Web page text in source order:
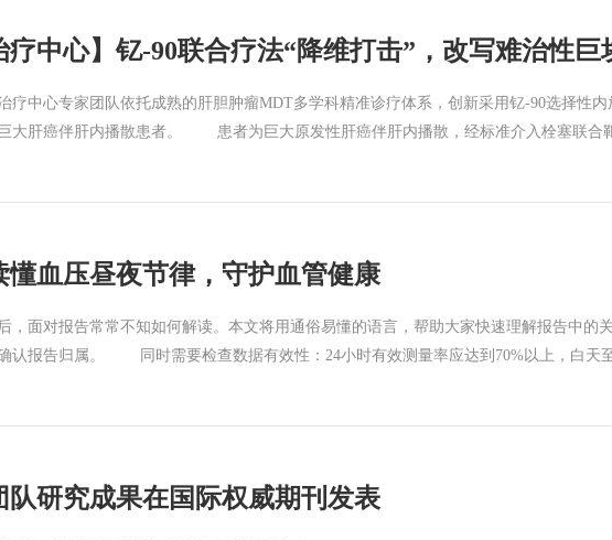
中心专家团队依托成熟的肝胆肿瘤MDT多学科精准诊疗体系，创新采用钇-90选择性
大肝癌伴肝内播散患者。 患者为巨大原发性肝癌伴肝内播散，经标准介入栓塞联合
肿瘤指标恢复正常。 经MDT再次评估，最终由肝胆外科刘景丰教授、张辉主任医师
疗耐药性不可切除肝癌，临床救治难度极大。临床针对此类疑难病例，需摒弃单一治疗
精准灭瘤+全身长效控瘤”的一体化诊疗模式。双免疫治疗可有效激活机体自身抗肿瘤
介入治疗的单位，也是福建省首家开展该技术的单位。 肿瘤与血管微创介入治疗中
血压昼夜节律，守护血管健康
面对报告常常不知如何解读。本文将用通俗易懂的语言，帮助大家快速理解报
认报告归属。 同时需要检查数据有效性：24小时有效测量率应达到70%以上，白天
测量次数的百分比，反映了血管全天的受压状态。 正常血压负荷范围为5%-15%，
研究成果在国际权威期刊发表